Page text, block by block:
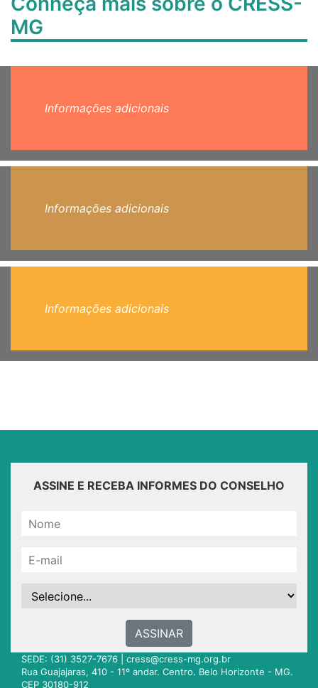
MG
Informações adicionais
Informações adicionais
Informações adicionais
ASSINE E RECEBA INFORMES DO CONSELHO
ASSINAR
SEDE: (31) 3527-7676 | cress@cress-mg.org.br
Rua Guajajaras, 410 - 11º andar. Centro. Belo Horizonte - MG.
CEP 30180-912